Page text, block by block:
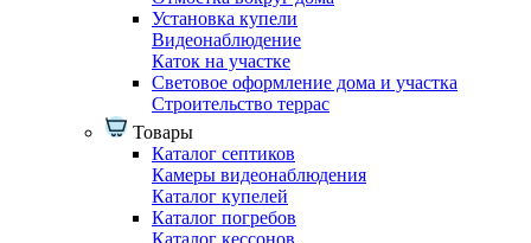
Установка купели
Видеонаблюдение
Каток на участке
Световое оформление дома и участка
Строительство террас
Товары
Каталог септиков
Камеры видеонаблюдения
Каталог купелей
Каталог погребов
Каталог кессонов